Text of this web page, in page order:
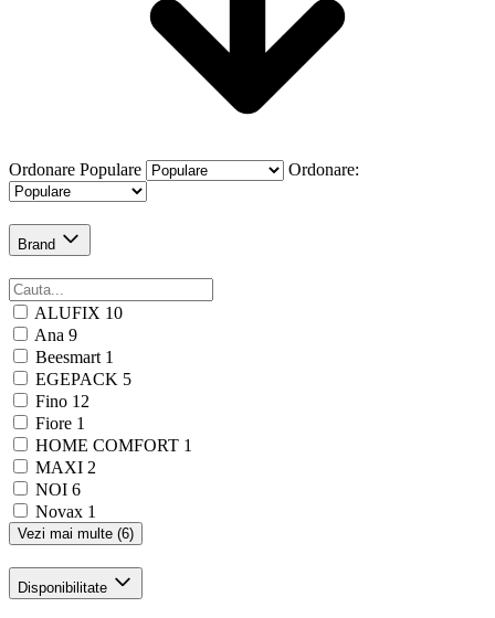
Ordonare Populare Ordonare:
Brand
ALUFIX 10
Ana 9
Beesmart 1
EGEPACK 5
Fino 12
Fiore 1
HOME COMFORT 1
MAXI 2
NOI 6
Novax 1
Vezi mai multe (6)
Disponibilitate